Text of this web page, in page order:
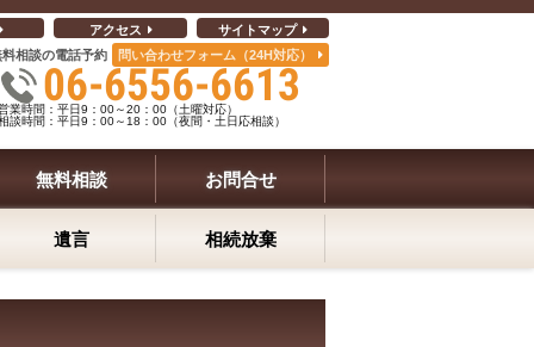
アクセス
サイトマップ
相談の電話予約
問い合わせフォーム（24H対応）
06-6556-6613
業時間：平日9：00～20：00（土曜対応）
談時間：平日9：00～18：00（夜間・土日応相談）
無料相談 お問合せ
遺言 相続放棄